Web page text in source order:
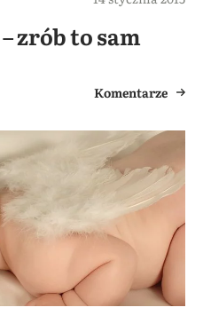
zrób to sam
Komentarze